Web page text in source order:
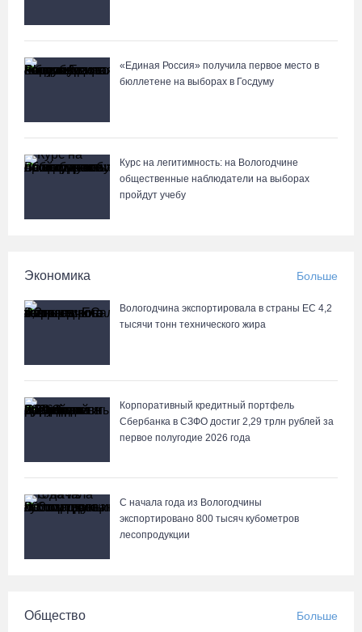
«Единая Россия» получила первое место в
бюллетене на выборах в Госдуму
Курс на легитимность: на Вологодчине
общественные наблюдатели на выборах
пройдут учебу
Экономика Больше
Вологодчина экспортировала в страны ЕС 4,2
тысячи тонн технического жира
Корпоративный кредитный портфель
Сбербанка в СЗФО достиг 2,29 трлн рублей за
первое полугодие 2026 года
С начала года из Вологодчины
экспортировано 800 тысяч кубометров
лесопродукции
Общество Больше